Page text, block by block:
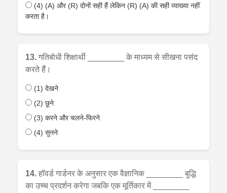
(4) (A) और (R) दोनों सही हैं लेकिन (R) (A) की सही व्याख्या नहीं
करता है।
13. गतिबोधी शिक्षार्थी ________ के माध्यम से सीखना पसंद
करते हैं।
(1) देखने
(2) छूने
(3) करने और चलने-फिरने
(4) सुनने
14. हॉवर्ड गार्डनर के अनुसार एक वैज्ञानिक ________ बुद्धि
का उच्च प्रदर्शन करेगा जबकि एक मूर्तिकार में ________